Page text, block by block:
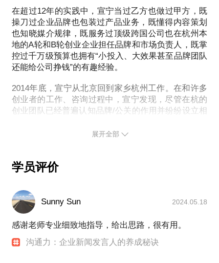
告具象，甚至怀疑“打了水漂”；
5，企业实力有限，还请不起或者找不到专业的公关传
播人才；
二、在公关传播实践领域，创业团队内心的具体疑问
有许多，包括但不限于：
1，什么是品牌，什么是公关，品牌、市场、广告、公
4，公关传播团队究竟该怎么管理、控制规模、分工和
5，花了钱，公关传播为什么没有带来流量和销量？
品牌不断产生好感；一位不合格的发言人不仅让记者
在听完一大段回答后依然一头雾水，甚至会因为一些
原则性错误而捅了篓子，给背后的品牌带来不利影
响。
3，凭借我在辅佐联想、IBM、欧特克等顶级公司新闻
色光标、百度、腾讯、银泰、年糕妈妈等公司在该领
域中的操作宝典，我愿意与您分享的话题包括但不限
于：
-记者内心的诉求是什么？他们最在乎的是什么? 他们
-接受采访的过程中，有什么关键技巧？有哪些绝对不
可以踩的红线？
-接受不同形式媒体的采访，有什么细微而关键的针对
在超过12年的实践中，宣宁当过乙方也做过甲方，既
操刀过企业品牌也包装过产品业务，既懂得内容策划
也知晓媒介规律，既服务过顶级跨国公司也在杭州本
地的A轮和B轮创业企业担任品牌和市场负责人，既掌
控过千万级预算也拥有“小投入、大效果甚至品牌团队
还能给公司挣钱”的有趣经验。
2014年底，宣宁从北京回到家乡杭州工作。在和许多
创业者的工作、咨询过程中，宣宁发现，尽管在杭的
创业团队已经普遍认知品牌/公关的作用并纷纷设立相
的理解，还无法匹配于他们在技术、产品和商业上的
的成长。
宣宁于2007年大学毕业后即加入中国本土十大公关公
司之一的帕格索斯，在为宝马、百事、首都国际机
场、TCL等客户提供中英文双语文稿写作、资料收集
展开全部
学员评价
Sunny Sun 2024.05.18
感谢老师专业细致地指导，给出思路，很有用。
沟通力：企业新闻发言人的养成秘诀